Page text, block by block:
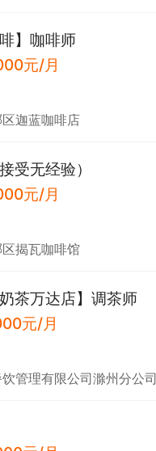
】咖啡师
元/月
迦蓝咖啡店
受无经验）
元/月
揭瓦咖啡馆
奶茶万达店】调茶师
元/月
管理有限公司滁州分公司